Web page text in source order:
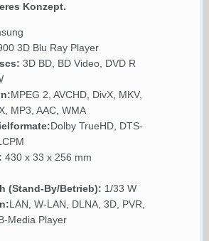
Konzept.
3D Blu Ray Player
3D BD, BD Video, DVD R
MPEG 2, AVCHD, DivX, MKV,
MP3, AAC, WMA
Dolby TrueHD, DTS-
430 x 33 x 256 mm
(Stand-By/Betrieb): 1/33 W
LAN, W-LAN, DLNA, 3D, PVR,
Media Player